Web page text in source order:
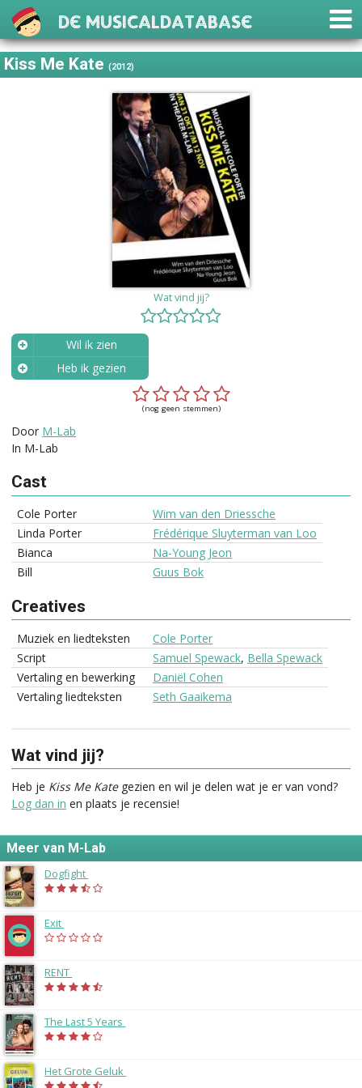
De Musicaldatabase
Kiss Me Kate(2012)
Wat vind jij?
Wil ik zien
Heb ik gezien
(nog geen stemmen)
Door M-Lab
In M-Lab
Cast
Cole Porter
Wim van den Driessche
Linda Porter
Frédérique Sluyterman van Loo
Bianca
Na-Young Jeon
Bill
Guus Bok
Creatives
Muziek en liedteksten
Cole Porter
Script
Samuel Spewack, Bella Spewack
Vertaling en bewerking
Daniël Cohen
Vertaling liedteksten
Seth Gaaikema
Wat vind jij?
Heb je Kiss Me Kategezien en wil je delen wat je er van vond?
Log dan in en plaats je recensie!
Meer van M-Lab
Dogfight
Exit
RENT
The Last 5 Years
Het Grote Geluk